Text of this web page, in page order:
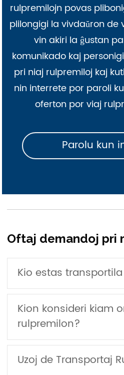
rulpremilojn povas
plilongigi la vivdaŭron de
vin akiri la ĝustan
komunikado kaj
pri niaj rulpremiloj kaj
nin interrete por paroli
oferton por viaj
Parolu kun
Oftaj demandoj pri
Kio estas
Kion konsideri kiam
rulpremilon?
Uzoj de Transportaj